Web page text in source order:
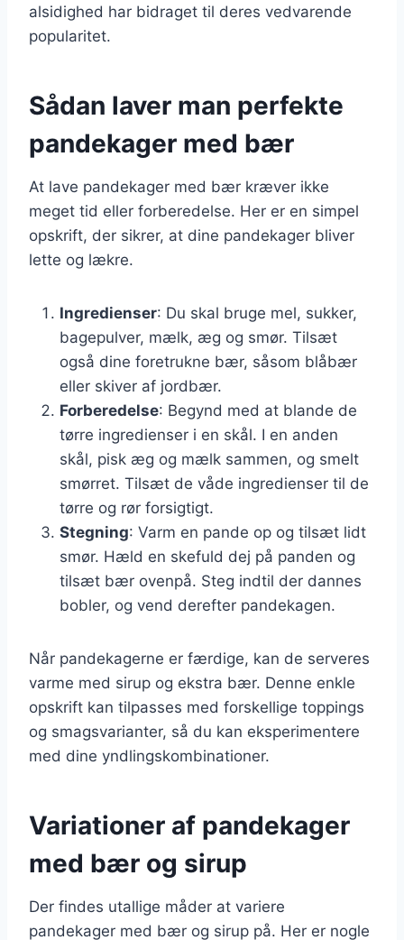
alsidighed har bidraget til deres vedvarende
popularitet.
Sådan laver man perfekte
pandekager med bær
At lave pandekager med bær kræver ikke
meget tid eller forberedelse. Her er en simpel
opskrift, der sikrer, at dine pandekager bliver
lette og lækre.
Ingredienser: Du skal bruge mel, sukker,
bagepulver, mælk, æg og smør. Tilsæt
også dine foretrukne bær, såsom blåbær
eller skiver af jordbær.
Forberedelse: Begynd med at blande de
tørre ingredienser i en skål. I en anden
skål, pisk æg og mælk sammen, og smelt
smørret. Tilsæt de våde ingredienser til de
tørre og rør forsigtigt.
Stegning: Varm en pande op og tilsæt lidt
smør. Hæld en skefuld dej på panden og
tilsæt bær ovenpå. Steg indtil der dannes
bobler, og vend derefter pandekagen.
Når pandekagerne er færdige, kan de serveres
varme med sirup og ekstra bær. Denne enkle
opskrift kan tilpasses med forskellige toppings
og smagsvarianter, så du kan eksperimentere
med dine yndlingskombinationer.
Variationer af pandekager
med bær og sirup
Der findes utallige måder at variere
pandekager med bær og sirup på. Her er nogle